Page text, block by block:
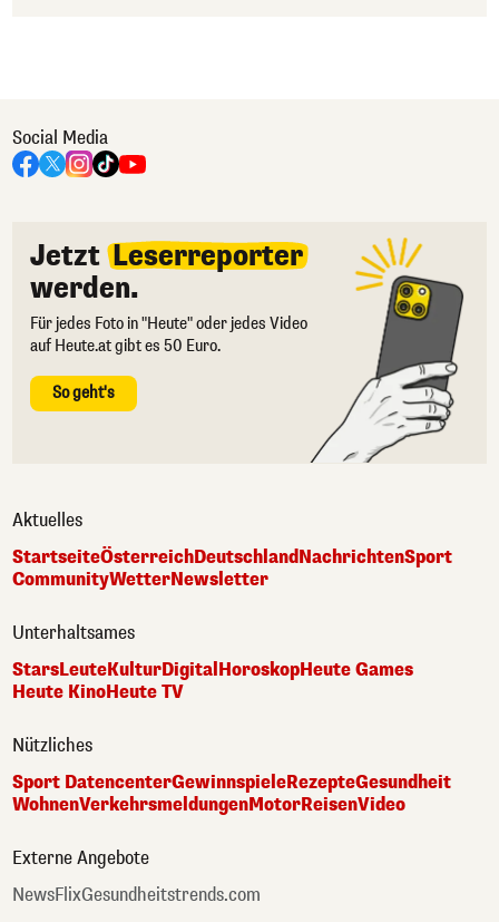
Social Media
Jetzt Leserreporter
werden.
Für jedes Foto in "Heute" oder jedes Video
auf Heute.at gibt es 50 Euro.
So geht's
Aktuelles
StartseiteÖsterreichDeutschlandNachrichtenSport
CommunityWetterNewsletter
Unterhaltsames
StarsLeuteKulturDigital HoroskopHeute Games
Heute KinoHeute TV
Nützliches
Sport DatencenterGewinnspieleRezepteGesundheit
WohnenVerkehrsmeldungenMotorReisenVideo
Externe Angebote
NewsFlixGesundheitstrends.com